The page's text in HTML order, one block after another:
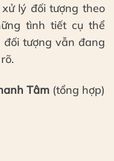
lý đối tượng theo
tình tiết cụ thể
tượng vẫn đang
Tâm (tổng hợp)